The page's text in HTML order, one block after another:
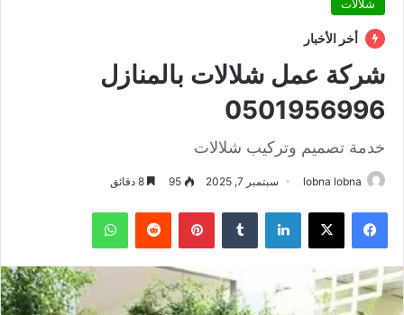
شلالات
أخر الأخبار
شركة عمل شلالات بالمنازل
0501956996
خدمة تصميم وتركيب شلالات
lobna lobna سبتمبر 7, 2025 95
فيسبوك X لينكدإن بينتيريست واتساب